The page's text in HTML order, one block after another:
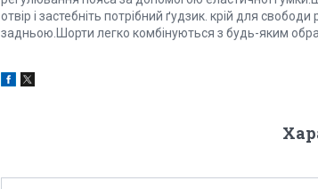
отвір і застебніть потрібний ґудзик. крій для
задньою.Шорти легко комбінуються з будь-яким